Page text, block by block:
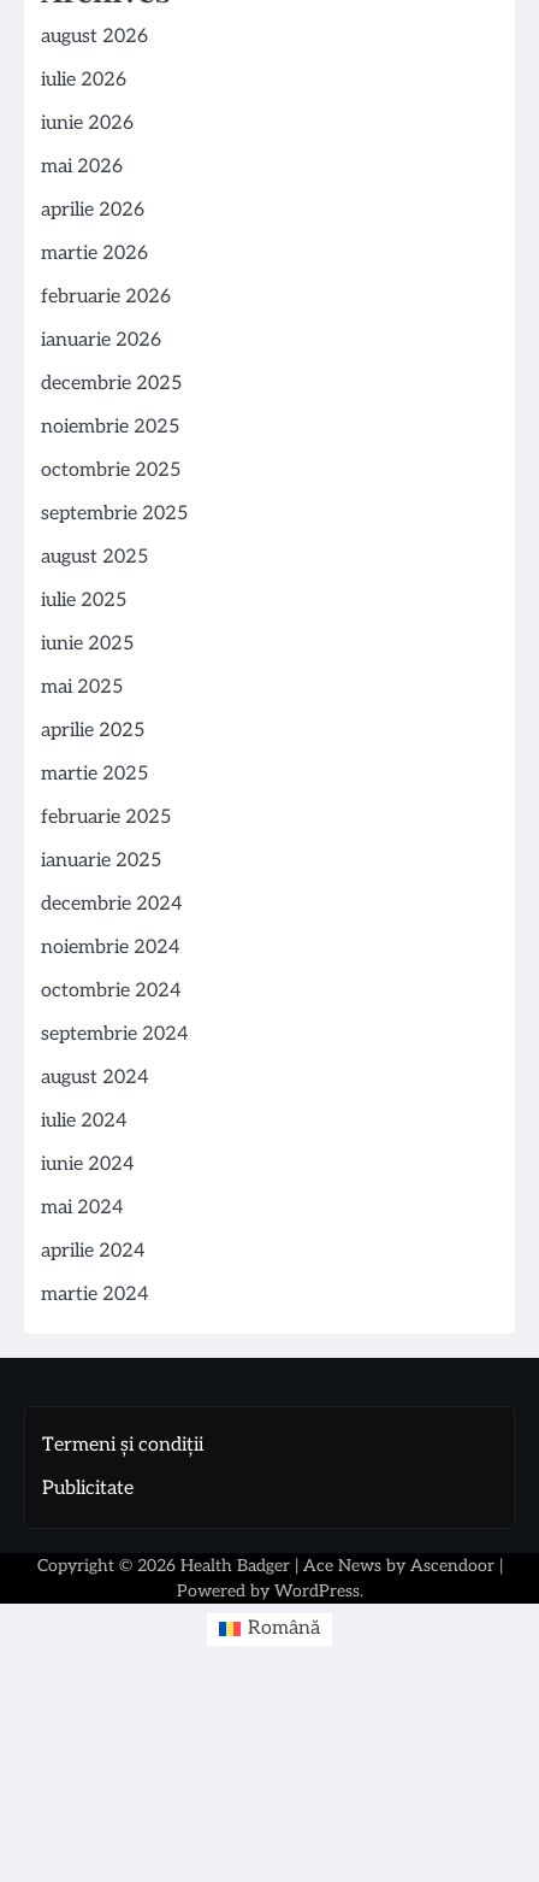
august 2026
iulie 2026
iunie 2026
mai 2026
aprilie 2026
martie 2026
februarie 2026
ianuarie 2026
decembrie 2025
noiembrie 2025
octombrie 2025
septembrie 2025
august 2025
iulie 2025
iunie 2025
mai 2025
aprilie 2025
martie 2025
februarie 2025
ianuarie 2025
decembrie 2024
noiembrie 2024
octombrie 2024
septembrie 2024
august 2024
iulie 2024
iunie 2024
mai 2024
aprilie 2024
martie 2024
Termeni și condiții
Publicitate
Copyright © 2026 Health Badger| Ace News by Ascendoor|
Powered by WordPress.
Română